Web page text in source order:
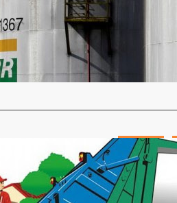
A
da
Destaque
Crise
partir de
Jornal